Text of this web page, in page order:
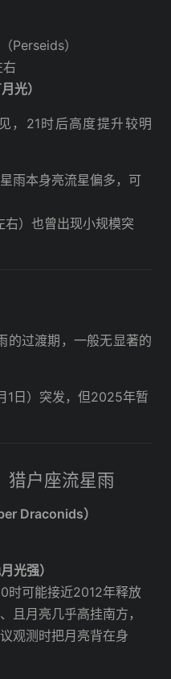
Perseids）
光）
，21时后高度提升较明
雨本身亮流星偏多，可
右）也曾出现小规模突
的过渡期，一般无显著的
1日）突发，但2025年暂
猎户座流星雨
Draconids）
光强）
时可能接近2012年释放
且月亮几乎高挂南方，
观测时把月亮背在身